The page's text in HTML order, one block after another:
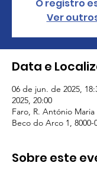
O registro
Ver
Data e
06 de jun. de 2025,
2025, 20:00
Faro, R. António
Beco do Arco 1, 8000-
Sobre este